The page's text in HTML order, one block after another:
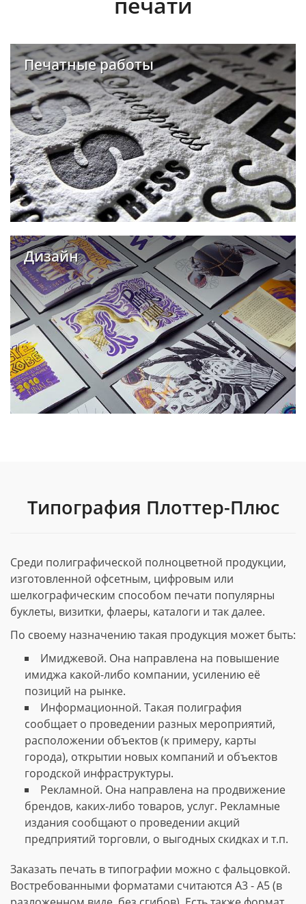
Печатные работы
Дизайн
Типография Плоттер-Плюс
Среди полиграфической полноцветной продукции,
изготовленной офсетным, цифровым или
шелкографическим способом печати популярны
буклеты, визитки, флаеры, каталоги и так далее.
По своему назначению такая продукция может быть:
Имиджевой. Она направлена на повышение
имиджа какой-либо компании, усилению её
позиций на рынке.
Информационной. Такая полиграфия
сообщает о проведении разных мероприятий,
расположении объектов (к примеру, карты
города), открытии новых компаний и объектов
городской инфраструктуры.
Рекламной. Она направлена на продвижение
брендов, каких-либо товаров, услуг. Рекламные
издания сообщают о проведении акций
предприятий торговли, о выгодных скидках и т.п.
Заказать печать в типографии можно с фальцовкой.
Востребованными форматами считаются А3 - А5 (в